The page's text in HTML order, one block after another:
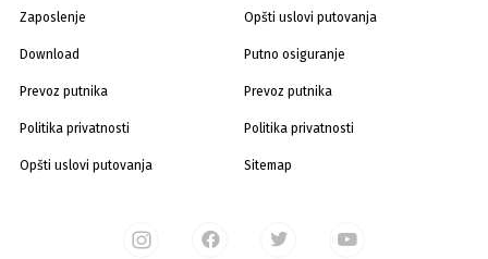
Zaposlenje
Download
Prevoz putnika
Politika privatnosti
Opšti uslovi putovanja
Opšti uslovi putovanja
Putno osiguranje
Prevoz putnika
Politika privatnosti
Sitemap